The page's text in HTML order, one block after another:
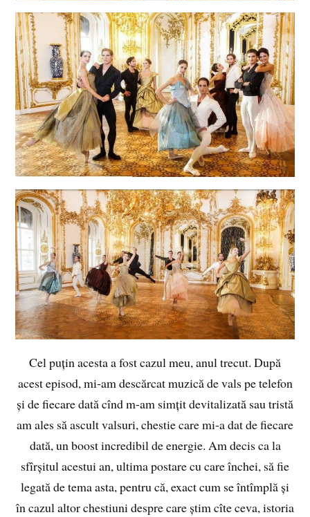
Cel puțin acesta a fost cazul meu, anul trecut. După
acest episod, mi-am descărcat muzică de vals pe telefon
și de fiecare dată cînd m-am simțit devitalizată sau tristă
am ales să ascult valsuri, chestie care mi-a dat de fiecare
dată, un boost incredibil de energie. Am decis ca la
sfîrșitul acestui an, ultima postare cu care închei, să fie
legată de tema asta, pentru că, exact cum se întîmplă și
în cazul altor chestiuni despre care știm cîte ceva, istoria